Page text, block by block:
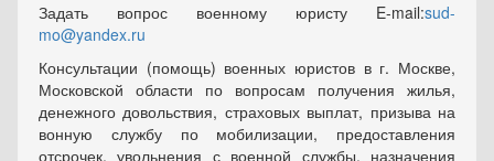
Задать вопрос военному юристу E-mail:sud-
mo@yandex.ru
Консультации (помощь) военных юристов в г. Москве,
Московской области по вопросам получения жилья,
денежного довольствия, страховых выплат, призыва на
вонную службу по мобилизации, предоставления
отсрочек, увольнения с военной службы, назначения